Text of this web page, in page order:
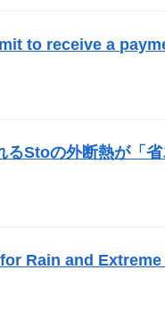
to receive a
るStoの外断熱が「
Rain and